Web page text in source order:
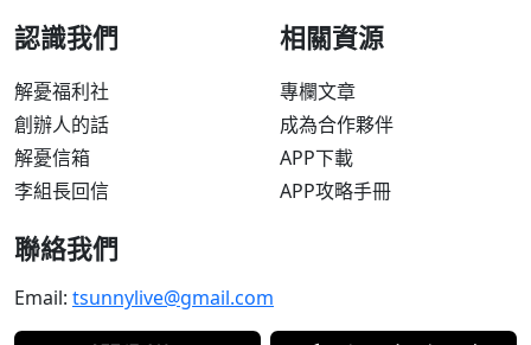
認識我們
解憂福利社
創辦人的話
解憂信箱
李組長回信
相關資源
專欄文章
成為合作夥伴
APP下載
APP攻略手冊
聯絡我們
Email: tsunnylive@gmail.com